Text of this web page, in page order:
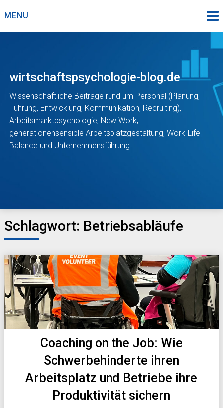
toMENU
wirtschaftspsychologie-blog.de
Wissenschaftliche Beiträge rund um Personal (Planung,
Führung, Entwicklung, Kommunikation, Recruiting),
Arbeitsmarktpsychologie, New Work,
generationensensible Arbeitsplatzgestaltung, Work-Life-
Balance und Unternehmensführung
Schlagwort: Betriebsabläufe
Coaching on the Job: Wie
Schwerbehinderte ihren
Arbeitsplatz und Betriebe ihre
Produktivität sichern